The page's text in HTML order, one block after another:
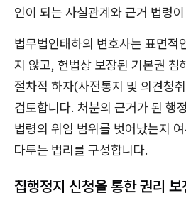
인이 되는 사실관계와 근거 법령
법무법인태하의 변호사는 표면적
지 않고, 헌법상 보장된 기본권 침
절차적 하자(사전통지 및 의견청
검토합니다. 처분의 근거가 된 행
법령의 위임 범위를 벗어났는지
다투는 법리를 구성합니다.
집행정지 신청을 통한 권리 보